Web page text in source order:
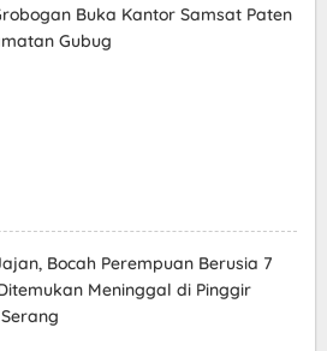
Buka Kantor Samsat Paten
Gubug
Bocah Perempuan Berusia 7
Meninggal di Pinggir